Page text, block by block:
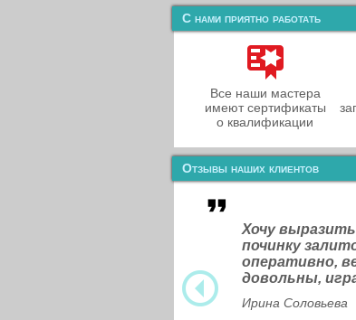
С нами приятно работать
Все наши мастера
имеют сертификаты
о квалификации
Отзывы наших клиентов
Хочу
починку
оперативно,
довольны,
Ирина Соловьева